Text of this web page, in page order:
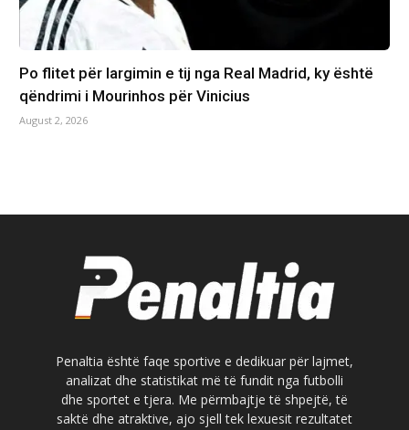
Po flitet për largimin e tij nga Real Madrid, ky është
qëndrimi i Mourinhos për Vinicius
August 2, 2026
Penaltia është faqe sportive e dedikuar për lajmet,
analizat dhe statistikat më të fundit nga futbolli
dhe sportet e tjera. Me përmbajtje të shpejtë, të
saktë dhe atraktive, ajo sjell tek lexuesit rezultatet